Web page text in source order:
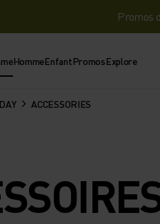
Promos
HommeEnfantPromosExplore
ACCESSORIES